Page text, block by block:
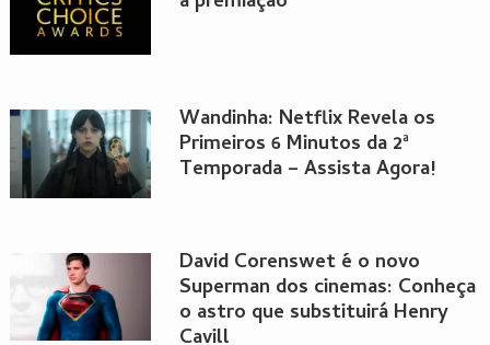
Wandinha: Netflix Revela os
Primeiros 6 Minutos da 2ª
Temporada – Assista Agora!
David Corenswet é o novo
Superman dos cinemas: Conheça
o astro que substituirá Henry